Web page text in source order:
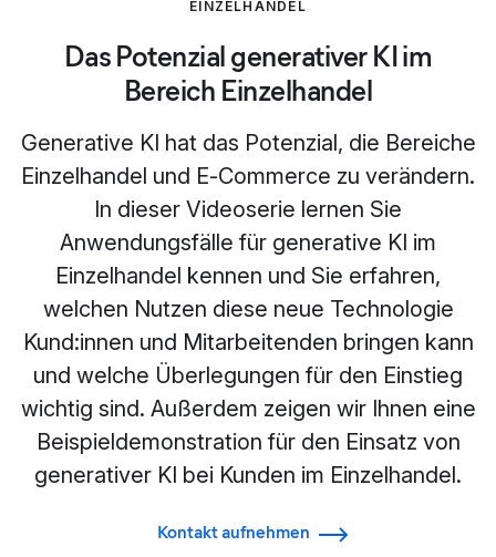
EINZELHANDEL
Das Potenzial generativer KI im
Bereich Einzelhandel
Generative KI hat das Potenzial, die Bereiche
Einzelhandel und E‑Commerce zu verändern.
In dieser Videoserie lernen Sie
Anwendungsfälle für generative KI im
Einzelhandel kennen und Sie erfahren,
welchen Nutzen diese neue Technologie
Kund:innen und Mitarbeitenden bringen kann
und welche Überlegungen für den Einstieg
wichtig sind. Außerdem zeigen wir Ihnen eine
Beispieldemonstration für den Einsatz von
generativer KI bei Kunden im Einzelhandel.
Kontakt aufnehmen